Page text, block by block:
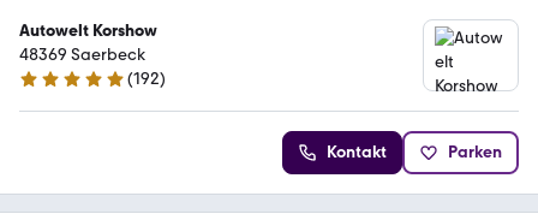
Autowelt Korshow
48369 Saerbeck
4.9 Sterne
(192)
Kontakt Parken